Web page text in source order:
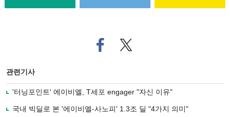
페
이
로
기
사
트위
터로
관련기사
'터닝포인트' 에이비엘, T세포 engager "자신 이유"
국내 빅딜로 본 '에이비엘-사노피' 1.3조 딜 "4가지 의미"